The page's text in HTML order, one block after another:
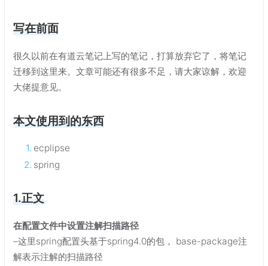
写在前面
很久以前在有道云笔记上写的笔记，打算放弃它了，将笔记
迁移到这里来。文章可能还有很多不足，请大家谅解，欢迎
大佬提意见。
本文使用到的东西
ecplipse
spring
1.正文
在配置文件中设置注解扫描路径
–这里spring配置头基于spring4.0的包， base-package注
解表示注解的扫描路径